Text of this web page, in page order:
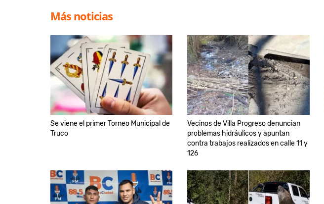
Más noticias
Se viene el primer Torneo Municipal de
Truco
Vecinos de Villa Progreso denuncian
problemas hidráulicos y apuntan
contra trabajos realizados en calle 11 y
126